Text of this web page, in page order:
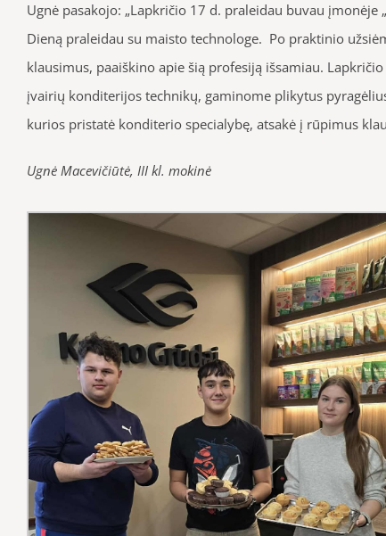
Ugnė pasakojo: „Lapkričio 17 d. praleidau buvau
Dieną praleidau su maisto technologe. Po praktinio
klausimus, paaiškino apie šią profesiją išsamiau.
įvairių konditerijos technikų, gaminome plikytus
kurios pristatė konditerio specialybę, atsakė į rūpimus
Ugnė Macevičiūtė, III kl. mokinė